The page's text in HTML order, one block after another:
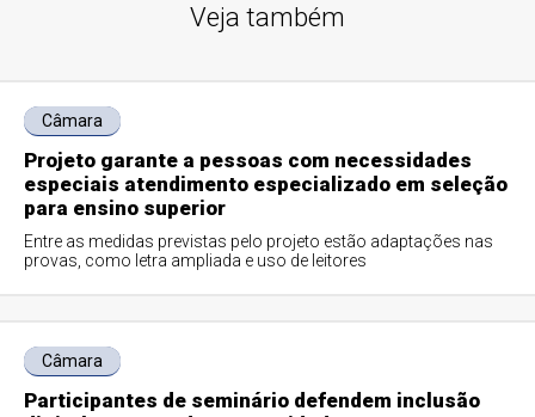
Veja também
Câmara
Projeto garante a pessoas com necessidades
especiais atendimento especializado em seleção
para ensino superior
Entre as medidas previstas pelo projeto estão adaptações nas
provas, como letra ampliada e uso de leitores
Câmara
Participantes de seminário defendem inclusão